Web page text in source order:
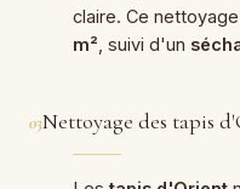
claire. Ce
m² , suivi d'un
03Nettoyage des tapis